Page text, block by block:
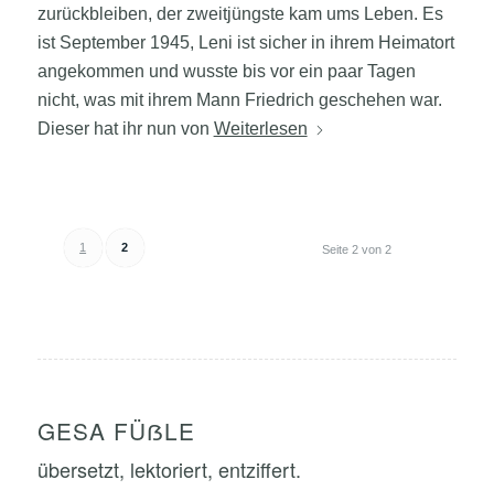
zurückbleiben, der zweitjüngste kam ums Leben. Es
ist September 1945, Leni ist sicher in ihrem Heimatort
angekommen und wusste bis vor ein paar Tagen
nicht, was mit ihrem Mann Friedrich geschehen war.
Dieser hat ihr nun von Weiterlesen
Seite 2 von 2
1 2
GESA FÜẞLE
übersetzt, lektoriert, entziffert.